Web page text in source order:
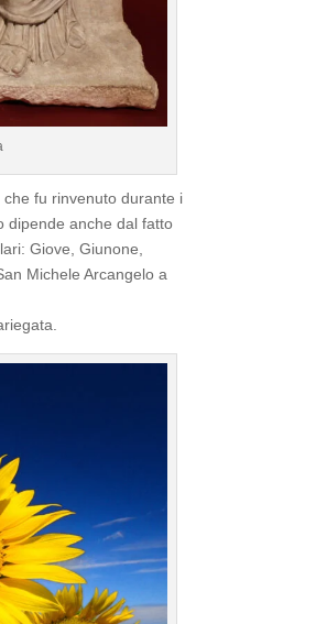
fu rinvenuto durante i
dipende anche dal fatto
Giove, Giunone,
Michele Arcangelo a